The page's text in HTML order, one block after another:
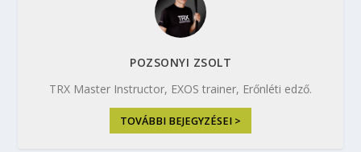
POZSONYI ZSOLT
TRX Master Instructor, EXOS trainer, Erőnléti edző.
TOVÁBBI BEJEGYZÉSEI >